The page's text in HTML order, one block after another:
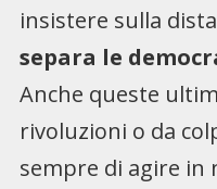
insistere sulla
separa le
Anche queste
rivoluzioni o da
sempre di agire in